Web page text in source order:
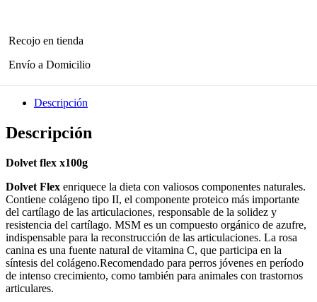
Recojo en tienda
Envío a Domicilio
Descripción
Descripción
Dolvet flex x100g
Dolvet Flex enriquece la dieta con valiosos componentes naturales.
Contie­ne colágeno tipo II, el componente proteico más importante
del cartílago de las articu­laciones, responsable de la solidez y
resistencia del cartílago. MSM es un compuesto orgánico de azufre,
indispensable para la reconstrucción de las articulaciones. La rosa
canina es una fuente natural de vitamina C, que participa en la
síntesis del colágeno.Recomendado para perros jóvenes en período
de intenso crecimiento, como también para animales con trastornos
articulares.